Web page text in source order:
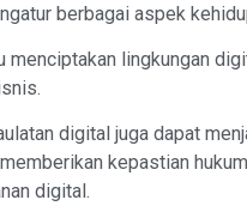
berbagai aspek
menciptakan lingkungan
digital juga dapat
kepastian
digital.